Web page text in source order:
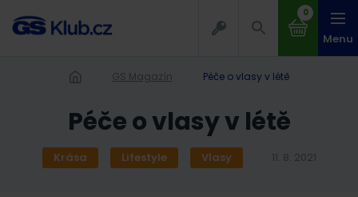
0
Menu
GS Magazín Péče o vlasy v létě
Péče o vlasy v létě
Krása Lifestyle Vlasy 11. 8. 2021